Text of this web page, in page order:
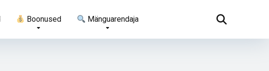
Boonused Mänguarendaja